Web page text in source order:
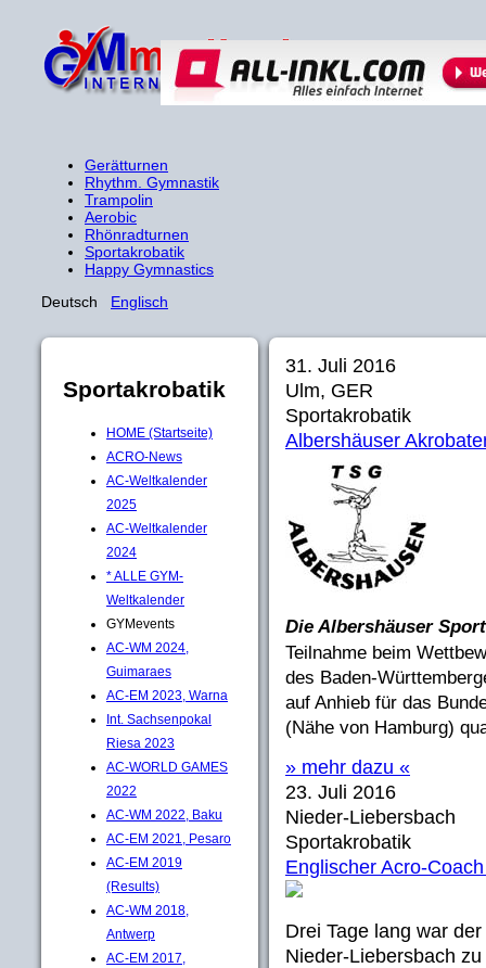
Gerätturnen
Rhythm. Gymnastik
Trampolin
Aerobic
Rhönradturnen
Sportakrobatik
Happy Gymnastics
Deutsch Englisch
Sportakrobatik
HOME (Startseite)
ACRO-News
AC-Weltkalender
2025
AC-Weltkalender
2024
* ALLE GYM-
Weltkalender
GYMevents
AC-WM 2024,
Guimaraes
AC-EM 2023, Warna
Int. Sachsenpokal
Riesa 2023
AC-WORLD GAMES
2022
AC-WM 2022, Baku
AC-EM 2021, Pesaro
AC-EM 2019
(Results)
AC-WM 2018,
Antwerp
AC-EM 2017,
31. Juli 2016
Ulm, GER
Sportakrobatik
Albershäuser
Die Albershäuser
Teilnahme beim
des Baden-
auf Anhieb für das
(Nähe von Hamburg)
» mehr dazu «
23. Juli 2016
Nieder-Liebersbach
Sportakrobatik
Englischer Acro-
Drei Tage lang war
Nieder-Liebersbach